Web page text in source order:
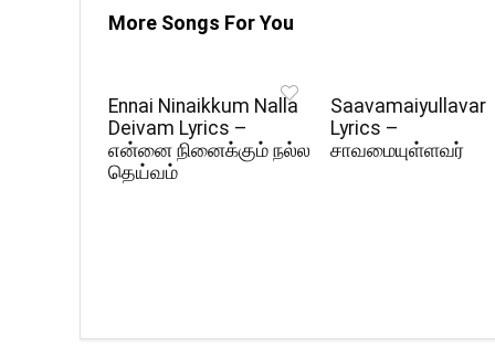
More Songs For You
Ennai Ninaikkum Nalla
Deivam Lyrics –
என்னை நினைக்கும் நல்ல
தெய்வம்
Saavamaiyullavar
Lyrics –
சாவமையுள்ளவர்